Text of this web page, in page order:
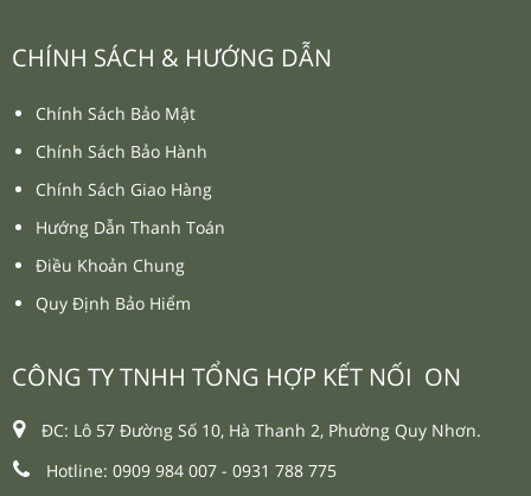
CÔNG TY TNHH TỔNG HỢP KẾT NỐI ON
ĐC: Lô 57 Đường Số 10, Hà Thanh 2, Phường Quy Nhơn.
Hotline: 0909 984 007 - 0931 788 775
CHÍNH SÁCH & HƯỚNG DẪN
Chính Sách Bảo Mật
Chính Sách Bảo Hành
Chính Sách Giao Hàng
Hướng Dẫn Thanh Toán
Điều Khoản Chung
Quy Định Bảo Hiểm